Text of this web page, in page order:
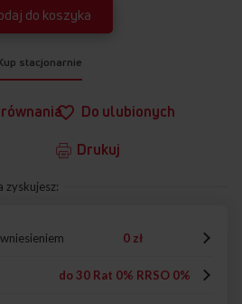
Do ulubionych
Drukuj
do koszyka
stacjonarnie
zyskujesz:
0 zł
do 30 Rat 0% RRSO 0%